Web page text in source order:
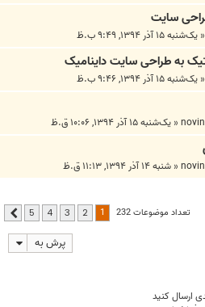
سایت
یک‌شنبه ۱۵ آذر ۱۳۹۴, ۹:۴۹ ب.ظ
به طراحی سایت داینامیک
یک‌شنبه ۱۵ آذر ۱۳۹۴, ۹:۴۶ ب.ظ
« یک‌شنبه ۱۵ آذر ۱۳۹۴, ۱۰:۰۶ ق.ظ
« شنبه ۱۴ آذر ۱۳۹۴, ۱۱:۱۳ ق.ظ
تعداد موضوعات 232 2
3
4
5 بعدی
پرش به
ارسال کنید